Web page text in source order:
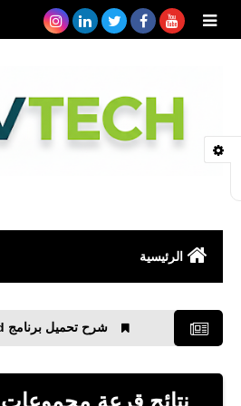
الرئيسية
رياضة
مواقع
شرح تحميل برنامج Free YouTube Download لتحميل الفديوهات من اليوتيوب
نتائج قرعة